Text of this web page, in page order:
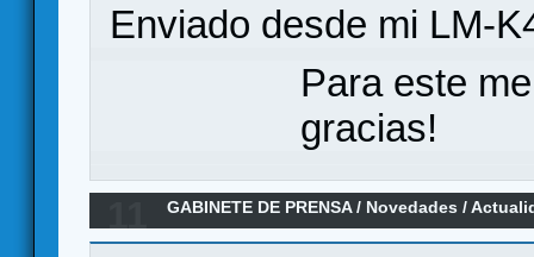
Enviado desde mi LM-
Para este
gracias!
GABINETE DE PRENSA/ Novedades /
MARVEL CHAMPIONS, un LCG en el